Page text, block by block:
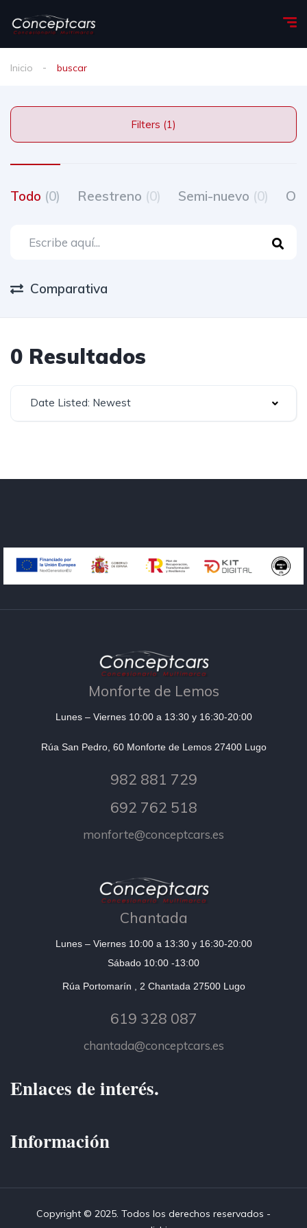
Inicio buscar
Filters (1)
Todo (0) Reestreno (0) Semi-nuevo (0)
Comparativa
0 Resultados
Date Listed: Newest
Monforte de Lemos
Lunes – Viernes 10:00 a 13:30 y 16:30-20:00
Rúa San Pedro, 60 Monforte de Lemos 27400 Lugo
982 881 729
692 762 518
monforte@conceptcars.es
Chantada
Lunes – Viernes 10:00 a 13:30 y 16:30-20:00
Sábado 10:00 -13:00
Rúa Portomarín , 2 Chantada 27500 Lugo
619 328 087
chantada@conceptcars.es
Enlaces de interés.
Información
Copyright © 2025. Todos los derechos reservados -